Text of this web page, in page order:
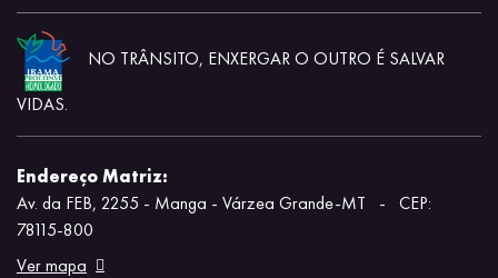
NO TRÂNSITO, ENXERGAR O OUTRO É SALVAR
VIDAS.
Endereço Matriz:
Av. da FEB, 2255 - Manga - Várzea Grande-MT
-
CEP:
78115-800
Ver mapa